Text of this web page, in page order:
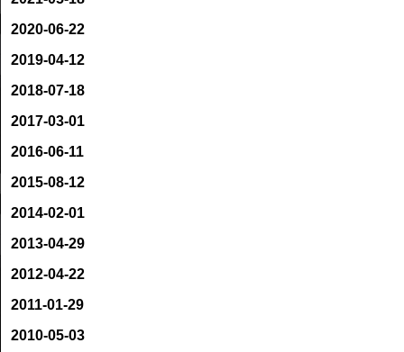
2020-06-22
2019-04-12
2018-07-18
2017-03-01
2016-06-11
2015-08-12
2014-02-01
2013-04-29
2012-04-22
2011-01-29
2010-05-03